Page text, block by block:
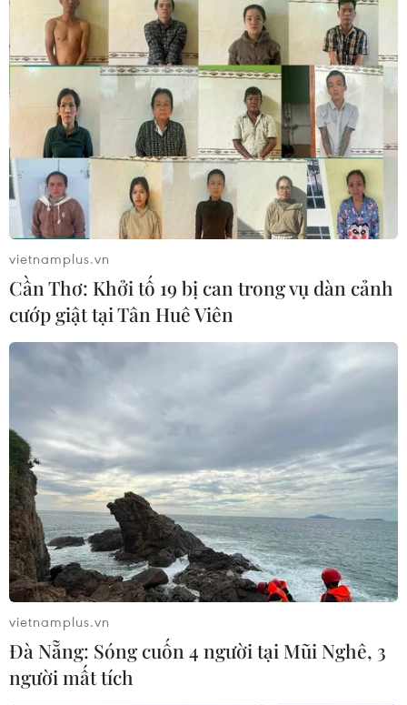
vietnamplus.vn
Cần Thơ: Khởi tố 19 bị can trong vụ dàn cảnh
cướp giật tại Tân Huê Viên
vietnamplus.vn
Đà Nẵng: Sóng cuốn 4 người tại Mũi Nghê, 3
người mất tích